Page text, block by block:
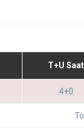
T+U Saat
4+0